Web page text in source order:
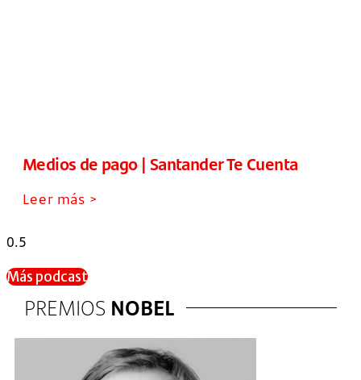
Medios de pago | Santander Te Cuenta
Leer más >
Más podcast
PREMIOS NOBEL